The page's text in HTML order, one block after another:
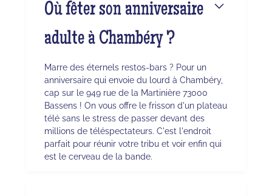
Où fêter son anniversaire
adulte à Chambéry ?
Marre des éternels restos-bars ? Pour un
anniversaire qui envoie du lourd à Chambéry,
cap sur le 949 rue de la Martinière 73000
Bassens ! On vous offre le frisson d'un plateau
télé sans le stress de passer devant des
millions de téléspectateurs. C'est l'endroit
parfait pour réunir votre tribu et voir enfin qui
est le cerveau de la bande.